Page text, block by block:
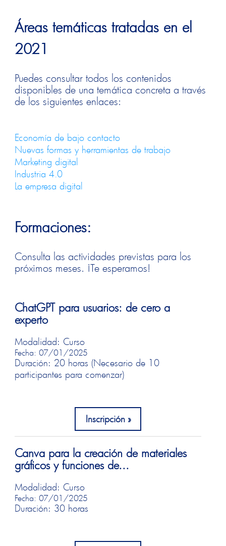
Áreas temáticas tratadas en el
2021
Puedes consultar todos los contenidos
disponibles de una temática concreta a través
de los siguientes enlaces:
Economía de bajo contacto
Nuevas formas y herramientas de trabajo
Marketing digital
Industria 4.0
La empresa digital
Formaciones:
Consulta las actividades previstas para los
próximos meses. ¡Te esperamos!
ChatGPT para usuarios: de cero a
experto
Modalidad: Curso
Fecha: 07/01/2025
Duración: 20 horas (Necesario de 10
participantes para comenzar)
Inscripción
Canva para la creación de materiales
gráficos y funciones de...
Modalidad: Curso
Fecha: 07/01/2025
Duración: 30 horas